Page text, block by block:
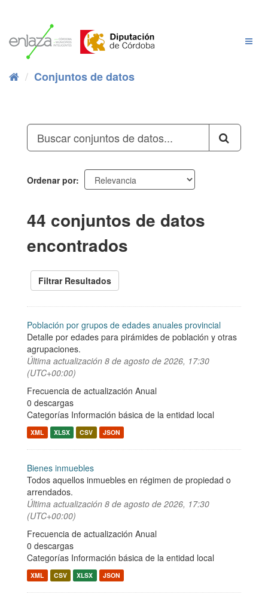
Conjuntos de datos
Ordenar por
44 conjuntos de datos
encontrados
Filtrar Resultados
Población por grupos de edades anuales provincial
Detalle por edades para pirámides de población y otras
agrupaciones.
Última actualización 8 de agosto de 2026, 17:30
(UTC+00:00)
Frecuencia de actualización Anual
0 descargas
Categorías Información básica de la entidad local
XML XLSX CSV JSON
Bienes inmuebles
Todos aquellos inmuebles en régimen de propiedad o
arrendados.
Última actualización 8 de agosto de 2026, 17:30
(UTC+00:00)
Frecuencia de actualización Anual
0 descargas
Categorías Información básica de la entidad local
XML CSV XLSX JSON